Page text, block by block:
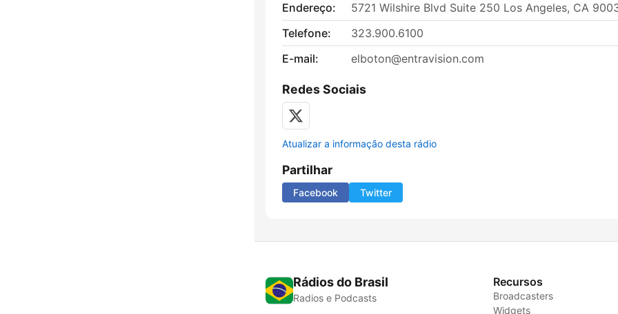
Endereço:
5721 Wilshire Blvd Suite 250 Los Angeles, CA
Telefone:
323.900.6100
E-mail:
elboton@entravision.com
Redes Sociais
Atualizar a informação desta rádio
Partilhar
Facebook Twitter
Rádios do Brasil
Radios e Podcasts
Recursos
Broadcasters
Widgets